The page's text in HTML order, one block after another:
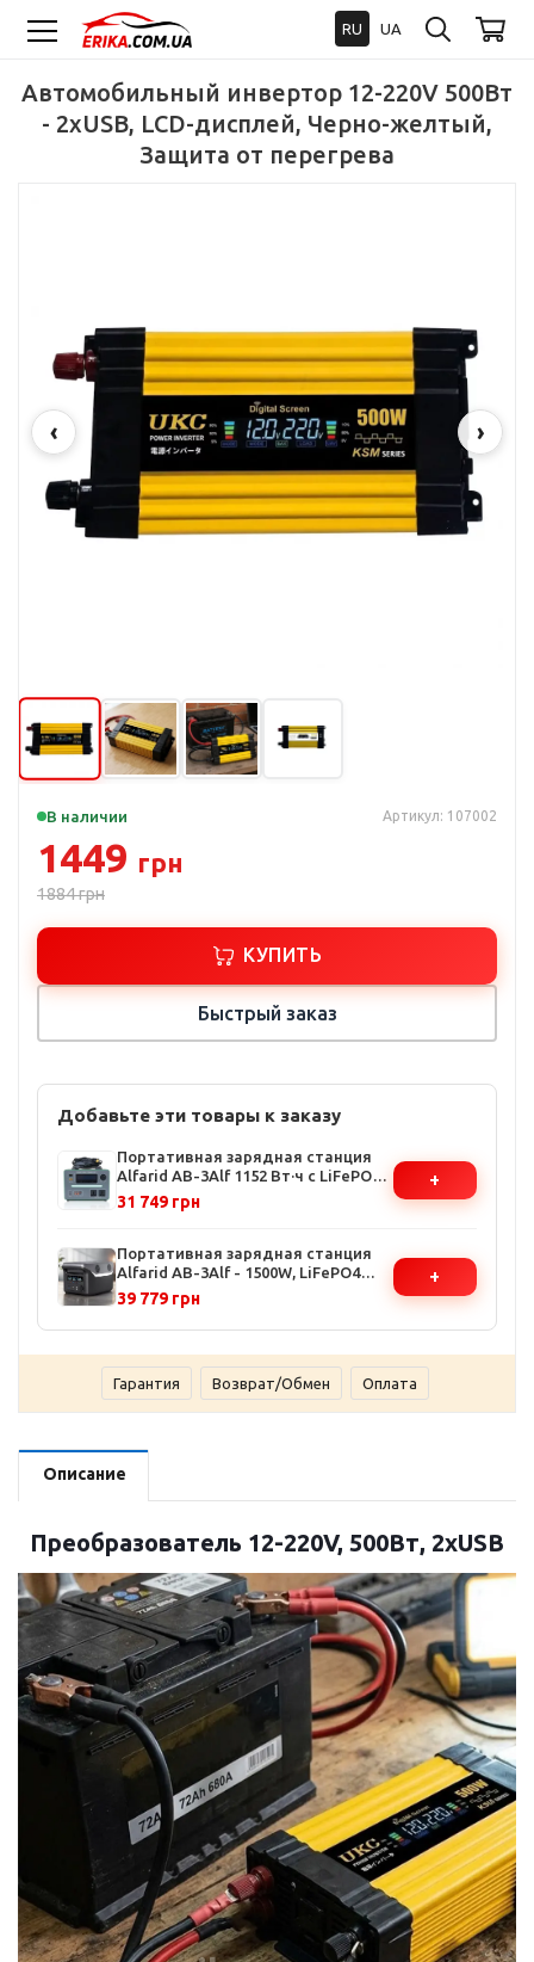
RU UA
Автомобильный инвертор 12-220V 500Вт
- 2xUSB, LCD-дисплей, Черно-желтый,
Защита от перегрева
‹ ›
В наличии Артикул: 107002
1449 грн
1884грн
КУПИТЬ
Быстрый заказ
Добавьте эти товары к заказу
Портативная зарядная станция
Alfarid AB-3Alf 1152 Вт·ч с LiFePO4
батареей - 600 Вт, USB-A и Type-C,
ЖК-дисплей, солнечная зарядка
31 749 грн
+
Портативная зарядная станция
Alfarid AB-3Alf - 1500W, LiFePO4
аккумулятор 768Wh, чистая
синусоида, LED-освещение,
поддержка солнечных панелей
39 779 грн
+
Гарантия Возврат/Обмен Оплата
Описание
Преобразователь 12-220V, 500Вт, 2хUSB